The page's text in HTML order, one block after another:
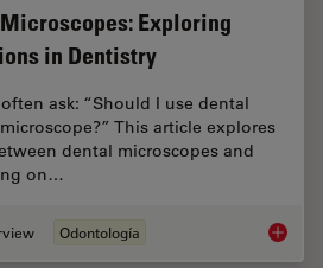
Exploring
in Dentistry
ask: “Should I use dental
This article explores
dental microscopes and
on…
Odontología Dental